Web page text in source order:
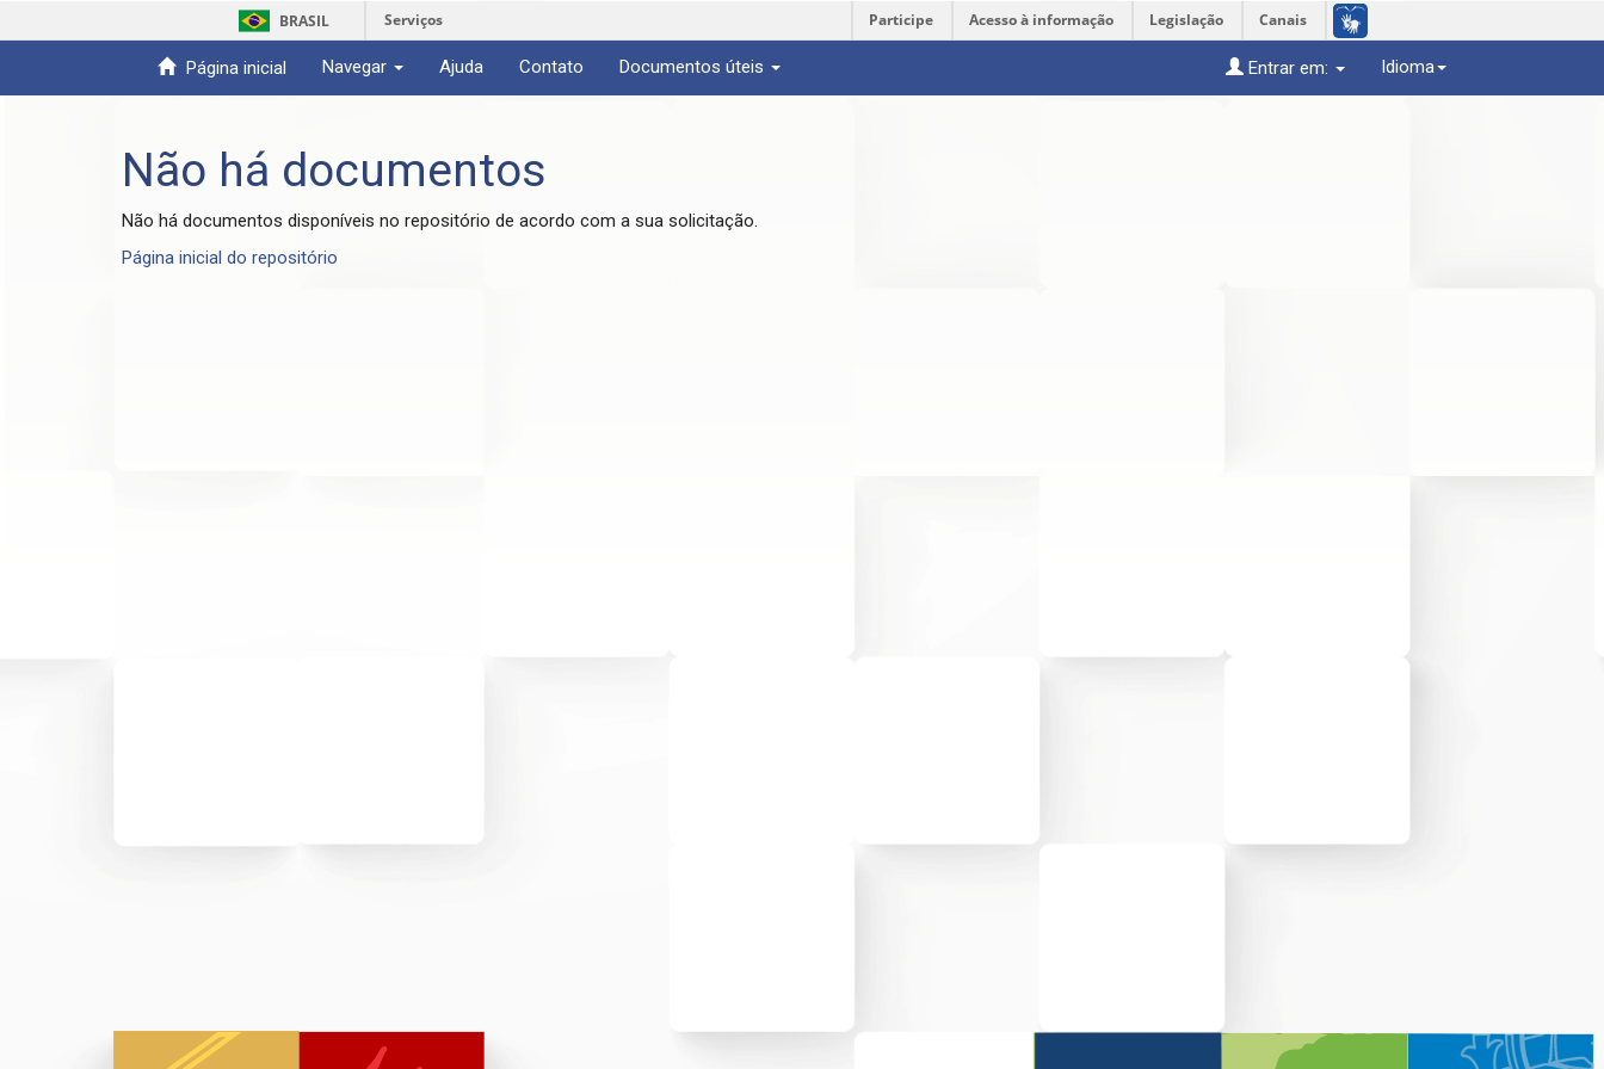
BRASIL Serviços Participe Acesso à informação Legislação Canais
Página inicial Navegar Ajuda Contato Documentos úteis Idioma
Entrar em:
Não há documentos
Não há documentos disponíveis no repositório de acordo com a sua solicitação.
Página inicial do repositório